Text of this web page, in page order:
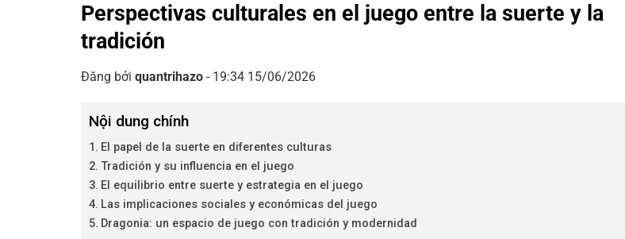
Perspectivas culturales en el juego entre la suerte y la
tradición
Đăng bởi quantrihazo - 19:34 15/06/2026
Nội dung chính
El papel de la suerte en diferentes culturas
Tradición y su influencia en el juego
El equilibrio entre suerte y estrategia en el juego
Las implicaciones sociales y económicas del juego
Dragonia: un espacio de juego con tradición y modernidad